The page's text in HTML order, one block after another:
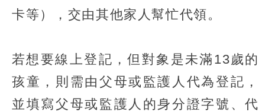
卡等），交由其他家人幫忙代領。
若想要線上登記，但對象是未滿13歲的
孩童，則需由父母或監護人代為登記，
並填寫父母或監護人的身分證字號、代